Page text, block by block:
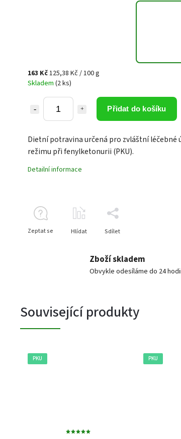
163 Kč125,38 Kč / 100 g
Skladem (2 ks)
Přidat do košíku
Dietní potravina určená pro zvláštní léčebné
režimu při fenylketonurii (PKU).
Detailní informace
Zeptat se Hlídat Sdílet
Zboží skladem
Obvykle odesíláme do 24
Související produkty
PKU PKU